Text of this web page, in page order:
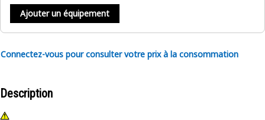
Ajouter un équipement
Connectez-vous pour consulter votre prix à la consommation
Description